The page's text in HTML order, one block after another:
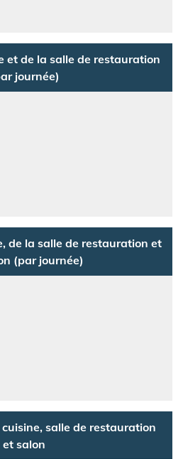
et de la salle de restauration
journée)
de la salle de restauration et
(par journée)
salle de restauration
et salon